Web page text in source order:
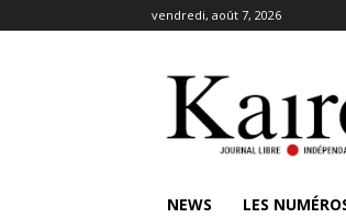
vendredi, août 7, 2026
NEWS LES